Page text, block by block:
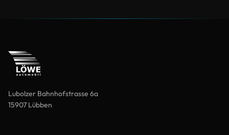
Lubolzer Bahnhofstrasse 6a
15907 Lübben